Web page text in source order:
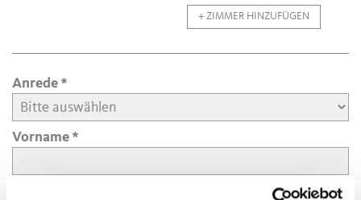
+ ZIMMER HINZUFÜGEN
Anrede
Vorname